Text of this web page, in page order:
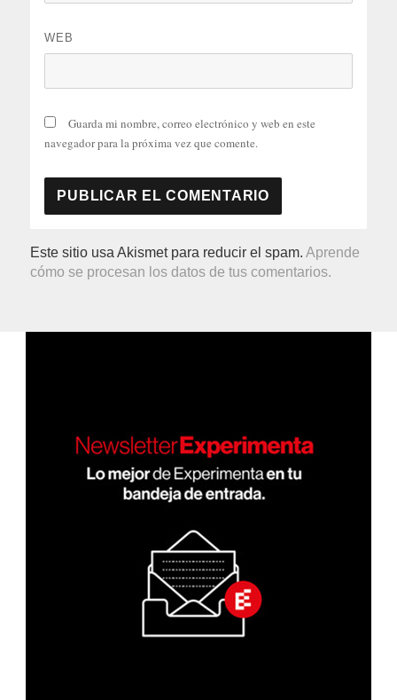
WEB
Guarda mi nombre, correo electrónico y web en este
navegador para la próxima vez que comente.
Este sitio usa Akismet para reducir el spam.Aprende
cómo se procesan los datos de tus comentarios.